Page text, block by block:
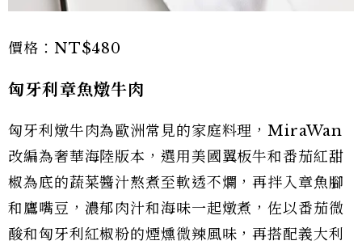
價格：NT$480
匈牙利章魚燉牛肉
匈牙利燉牛肉為歐洲常見的家庭料理，MiraWan
改編為奢華海陸版本，選用美國翼板牛和番茄紅甜
椒為底的蔬菜醬汁熬煮至軟透不爛，再拌入章魚腳
和鷹嘴豆，濃郁肉汁和海味一起燉煮，佐以番茄微
酸和匈牙利紅椒粉的煙燻微辣風味，再搭配義大利